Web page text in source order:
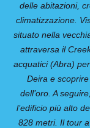
delle abitazioni,
climatizzazione.
situato nella
attraversa il
acquatici (Abra)
Deira e
dell’oro. A
l’edificio più alto
828 metri. Il tour